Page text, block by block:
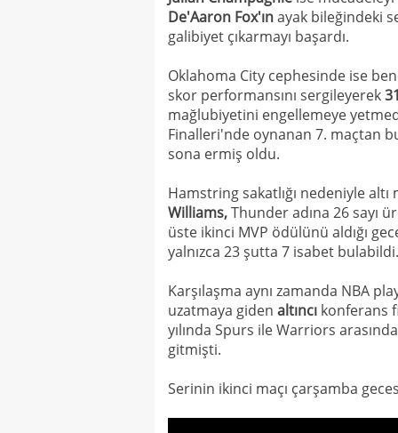
De'Aaron Fox'ınayak bileğindeki
galibiyet çıkarmayı başardı.
Oklahoma City cephesinde ise
skor performansını sergileyerek
mağlubiyetini engellemeye
Finalleri'nde oynanan 7. maçtan
sona ermiş oldu.
Hamstring sakatlığı nedeniyle altı
Williams,Thunder adına 26 sayı
üste ikinci MVP ödülünü aldığı
yalnızca 23 şutta 7 isabet bulabildi.
Karşılaşma aynı zamanda NBA
uzatmaya giden altıncı konferans
yılında Spurs ile Warriors
gitmişti.
Serinin ikinci maçı çarşamba